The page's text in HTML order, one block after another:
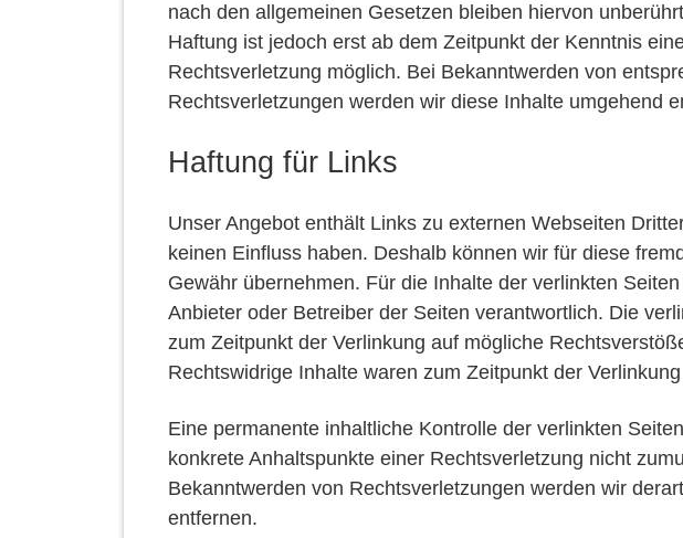
nach den allgemeinen Gesetzen bleiben hiervon
Haftung ist jedoch erst ab dem Zeitpunkt der Kenntnis
Rechtsverletzung möglich. Bei Bekanntwerden von
Rechtsverletzungen werden wir diese Inhalte umgehend
Haftung für Links
Unser Angebot enthält Links zu externen Webseiten
keinen Einfluss haben. Deshalb können wir für diese
Gewähr übernehmen. Für die Inhalte der verlinkten
Anbieter oder Betreiber der Seiten verantwortlich. Die
zum Zeitpunkt der Verlinkung auf mögliche
Rechtswidrige Inhalte waren zum Zeitpunkt der
Eine permanente inhaltliche Kontrolle der verlinkten
konkrete Anhaltspunkte einer Rechtsverletzung nicht
Bekanntwerden von Rechtsverletzungen werden wir
entfernen.